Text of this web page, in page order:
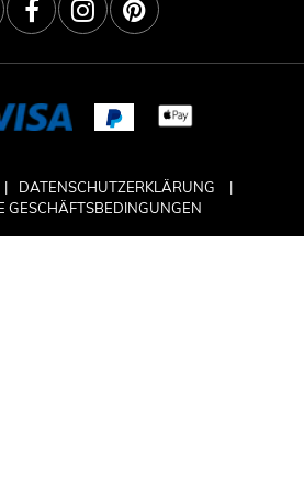
DATENSCHUTZERKLÄRUNG
GESCHÄFTSBEDINGUNGEN